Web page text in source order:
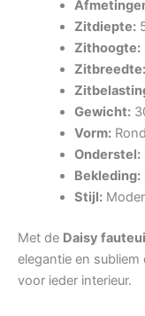
Zitdiepte:
Zithoogte:
Zitbreedte:
Gewicht:
Vorm:Rond
Onderstel:
Bekleding:
Stijl:
Met de Daisy
elegantie en
voor ieder interieur.